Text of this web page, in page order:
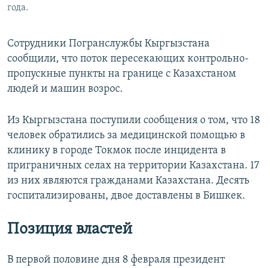
года.
Сотрудники Погранслужбы Кыргызстана
сообщили, что поток пересекающих контрольно-
пропускные пункты на границе с Казахстаном
людей и машин возрос.
Из Кыргызстана поступили сообщения о том, что 18
человек обратились за медицинской помощью в
клинику в городе Токмок после инцидента в
приграничных селах на территории Казахстана. 17
из них являются гражданами Казахстана. Десять
госпитализированы, двое доставлены в Бишкек.
Позиция властей
В первой половине дня 8 февраля президент